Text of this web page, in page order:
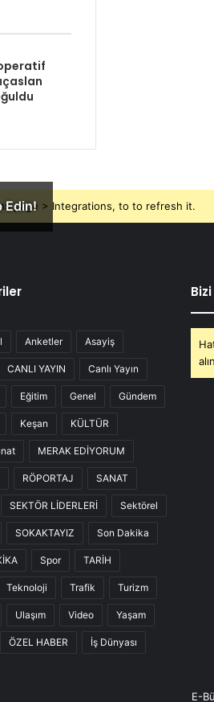
Edin!
page > Integrations, to to refresh it.
Anketler Asayiş
CANLI YAYIN Canlı Yayın
Eğitim Genel Gündem
Keşan KÜLTÜR
MERAK EDİYORUM
RÖPORTAJ SANAT
SEKTÖR LİDERLERİ Sektörel
SOKAKTAYIZ Son Dakika
Spor TARİH
Teknoloji Trafik Turizm
Ulaşım Video Yaşam
ÖZEL HABER İş Dünyası
E-